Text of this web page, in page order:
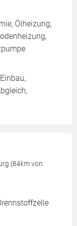
Ölheizung,
(84km von